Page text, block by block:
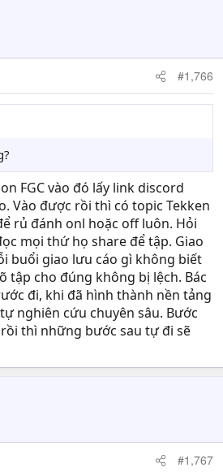
#1,766
FGC vào đó lấy link discord
Vào được rồi thì có topic Tekken
rủ đánh onl hoặc off luôn. Hỏi
mọi thứ họ share để tập. Giao
buổi giao lưu cáo gì không biết
tập cho đúng không bị lệch. Bác
đi, khi đã hình thành nền tảng
nghiên cứu chuyên sâu. Bước
thì những bước sau tự đi sẽ
#1,767